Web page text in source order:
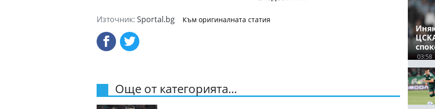
Източник: Sportal.bg Към оригиналната статия
Още от категорията...
03:58